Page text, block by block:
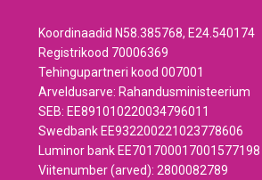
Koordinaadid N58.385768, E24.540174
Registrikood 70006369
Tehingupartneri kood 007001
Arveldusarve: Rahandusministeerium
SEB: EE891010220034796011
Swedbank EE932200221023778606
Luminor bank EE701700017001577198
Viitenumber (arved): 2800082789